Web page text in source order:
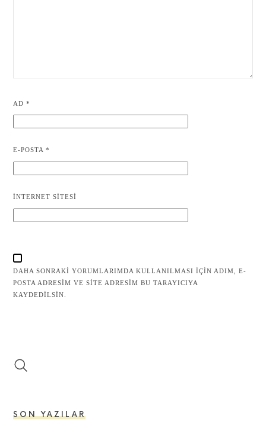
AD*
E-POSTA*
İNTERNET SITESI
DAHA SONRAKI YORUMLARIMDA KULLANILMASI IÇIN ADIM, E-
POSTA ADRESIM VE SITE ADRESIM BU TARAYICIYA
KAYDEDILSIN.
SON YAZILAR